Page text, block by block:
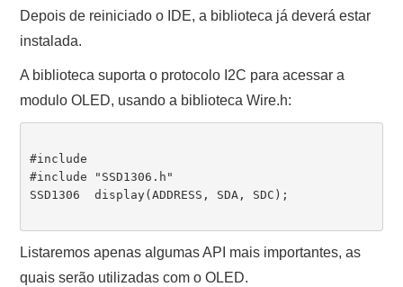
Depois de reiniciado o IDE, a biblioteca já deverá estar
instalada.
A biblioteca suporta o protocolo I2C para acessar a
modulo OLED, usando a biblioteca Wire.h:
#include
#include "SSD1306.h"
SSD1306  display(ADDRESS, SDA, SDC);
Listaremos apenas algumas API mais importantes, as
quais serão utilizadas com o OLED.